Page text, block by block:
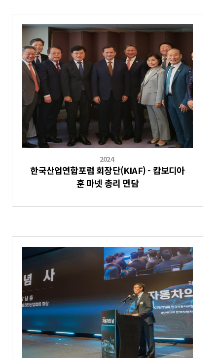
2024
한국산업연합포럼 회장단(KIAF) - 캄보디아
훈 마넷 총리 면담